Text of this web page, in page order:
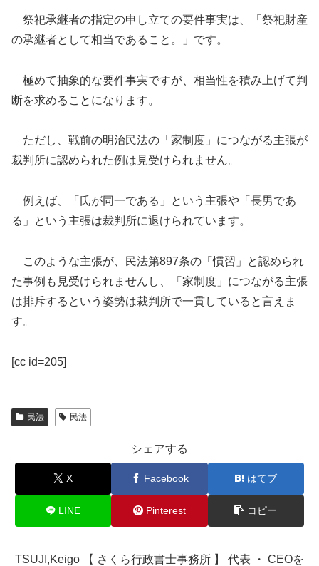
祭祀承継者の指定の申し立ての要件事実は、「祭祀財産
の承継者として相当であること。」です。
極めて抽象的な要件事実ですが、相当性を積み上げて判
断を求めることになります。
ただし、戦前の明治民法の「家制度」につながる主張が
裁判所に認められた例は見受けられません。
例えば、「氏が同一である」という主張や「長男であ
る」という主張は裁判所に退けられています。
このような主張が、民法第897条の「慣習」と認められ
た事例も見受けられませんし、「家制度」につながる主張
は排斥するという姿勢は裁判所で一貫していると言えま
す。
[cc id=205]
民法 民法
シェアする
X Facebook はてブ
LINE Pinterest コピー
TSUJI,Keigo 【 さくら行政書士事務所 】 代表 ・ CEOを